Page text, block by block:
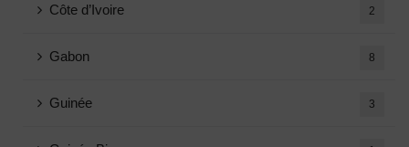
Côte d’Ivoire 2
Gabon 8
Guinée 3